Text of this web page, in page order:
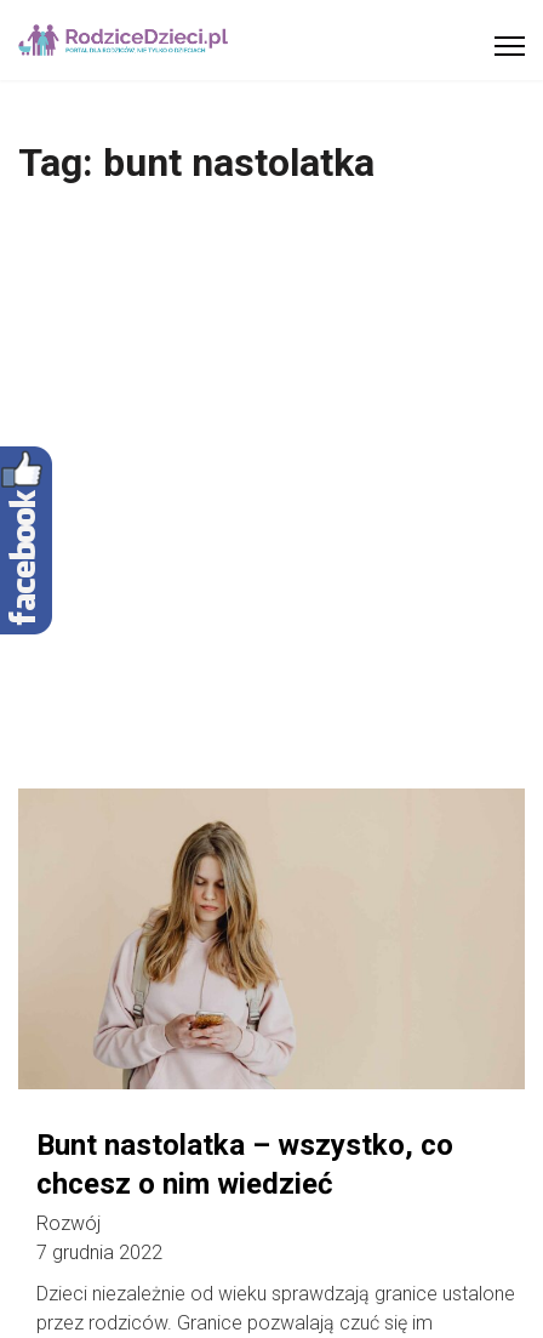
Tag: bunt nastolatka
Bunt nastolatka – wszystko, co
chcesz o nim wiedzieć
Rozwój
7 grudnia 2022
Dzieci niezależnie od wieku sprawdzają granice ustalone
przez rodziców. Granice pozwalają czuć się im